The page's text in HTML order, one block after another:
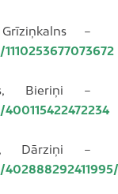
–
Bieriņi –
Dārziņi –